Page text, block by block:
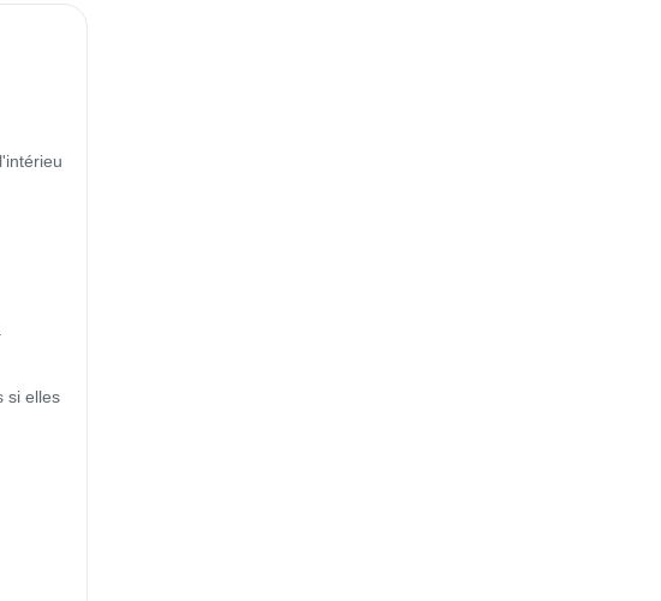
si elles